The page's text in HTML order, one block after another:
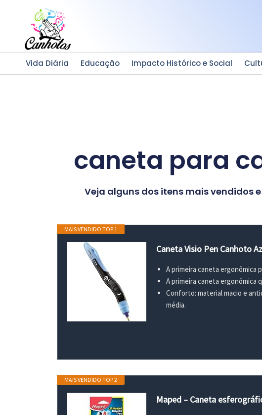
conteúdo
Vida Diária Educação Impacto Histórico e Social
caneta para
Veja alguns dos itens mais vendidos
MAIS VENDIDO TOP 1
Caneta Visio Pen Canhoto
A primeira caneta ergonômica
A primeira caneta ergonômica
Conforto: material macio e
média.
MAIS VENDIDO TOP 2
Maped – Caneta